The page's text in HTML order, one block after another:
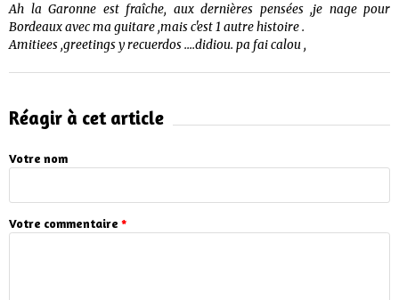
Ah la Garonne est fraîche, aux dernières pensées ,je nage pour
Bordeaux avec ma guitare ,mais c'est 1 autre histoire .
Amitiees ,greetings y recuerdos ....didiou. pa fai calou ,
Réagir à cet article
Votre nom
Votre commentaire *